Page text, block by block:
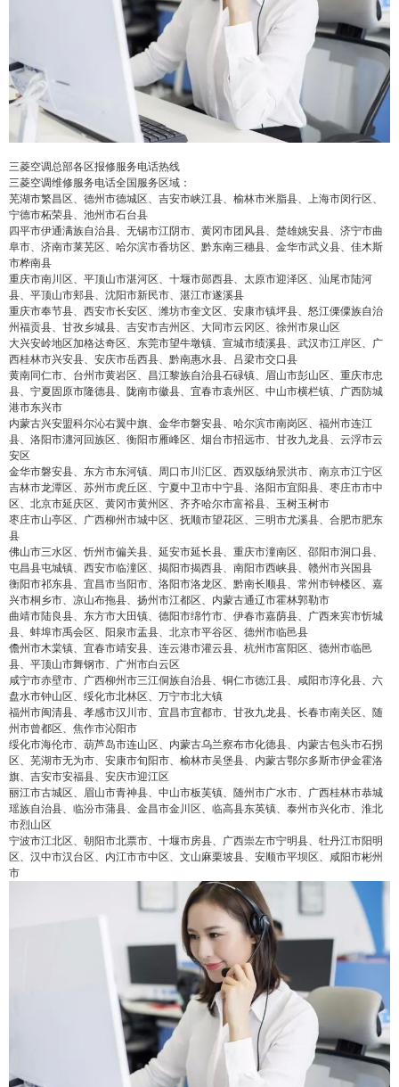
三菱空调总部各区报修服务电话热线
三菱空调维修服务电话全国服务区域：
芜湖市繁昌区、德州市德城区、吉安市峡江县、榆林市米脂县、上海市闵行区、
宁德市柘荣县、池州市石台县
四平市伊通满族自治县、无锡市江阴市、黄冈市团风县、楚雄姚安县、济宁市曲
阜市、济南市莱芜区、哈尔滨市香坊区、黔东南三穗县、金华市武义县、佳木斯
市桦南县
重庆市南川区、平顶山市湛河区、十堰市郧西县、太原市迎泽区、汕尾市陆河
县、平顶山市郏县、沈阳市新民市、湛江市遂溪县
重庆市奉节县、西安市长安区、潍坊市奎文区、安康市镇坪县、怒江傈僳族自治
州福贡县、甘孜乡城县、吉安市吉州区、大同市云冈区、徐州市泉山区
大兴安岭地区加格达奇区、东莞市望牛墩镇、宣城市绩溪县、武汉市江岸区、广
西桂林市兴安县、安庆市岳西县、黔南惠水县、吕梁市交口县
黄南同仁市、台州市黄岩区、昌江黎族自治县石碌镇、眉山市彭山区、重庆市忠
县、宁夏固原市隆德县、陇南市徽县、宜春市袁州区、中山市横栏镇、广西防城
港市东兴市
内蒙古兴安盟科尔沁右翼中旗、金华市磐安县、哈尔滨市南岗区、福州市连江
县、洛阳市瀍河回族区、衡阳市雁峰区、烟台市招远市、甘孜九龙县、云浮市云
安区
金华市磐安县、东方市东河镇、周口市川汇区、西双版纳景洪市、南京市江宁区
吉林市龙潭区、苏州市虎丘区、宁夏中卫市中宁县、洛阳市宜阳县、枣庄市市中
区、北京市延庆区、黄冈市黄州区、齐齐哈尔市富裕县、玉树玉树市
枣庄市山亭区、广西柳州市城中区、抚顺市望花区、三明市尤溪县、合肥市肥东
县
佛山市三水区、忻州市偏关县、延安市延长县、重庆市潼南区、邵阳市洞口县、
屯昌县屯城镇、西安市临潼区、揭阳市揭西县、南阳市西峡县、赣州市兴国县
衡阳市祁东县、宜昌市当阳市、洛阳市洛龙区、黔南长顺县、常州市钟楼区、嘉
兴市桐乡市、凉山布拖县、扬州市江都区、内蒙古通辽市霍林郭勒市
曲靖市陆良县、东方市大田镇、德阳市绵竹市、伊春市嘉荫县、广西来宾市忻城
县、蚌埠市禹会区、阳泉市盂县、北京市平谷区、德州市临邑县
儋州市木棠镇、宜春市靖安县、连云港市灌云县、杭州市富阳区、德州市临邑
县、平顶山市舞钢市、广州市白云区
咸宁市赤壁市、广西柳州市三江侗族自治县、铜仁市德江县、咸阳市淳化县、六
盘水市钟山区、绥化市北林区、万宁市北大镇
福州市闽清县、孝感市汉川市、宜昌市宜都市、甘孜九龙县、长春市南关区、随
州市曾都区、焦作市沁阳市
绥化市海伦市、葫芦岛市连山区、内蒙古乌兰察布市化德县、内蒙古包头市石拐
区、芜湖市无为市、安康市旬阳市、榆林市吴堡县、内蒙古鄂尔多斯市伊金霍洛
旗、吉安市安福县、安庆市迎江区
丽江市古城区、眉山市青神县、中山市板芙镇、随州市广水市、广西桂林市恭城
瑶族自治县、临汾市蒲县、金昌市金川区、临高县东英镇、泰州市兴化市、淮北
市烈山区
宁波市江北区、朝阳市北票市、十堰市房县、广西崇左市宁明县、牡丹江市阳明
区、汉中市汉台区、内江市市中区、文山麻栗坡县、安顺市平坝区、咸阳市彬州
市
给undefined打赏
5 元 元
20 元
立刻支付
false 付费内容
立刻支付
您没有权限发布内容，请购买会员或者提升权
限。
6位以上
6位以上
忘记密码？找回